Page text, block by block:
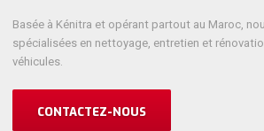
Basée à Kénitra et opérant partout au Maroc,
spécialisées en nettoyage, entretien et
véhicules.
CONTACTEZ-NOUS